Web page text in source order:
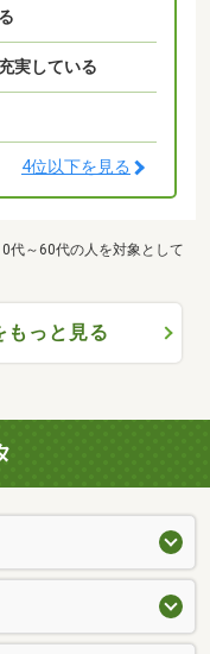
実している
4位以下を見る
代～60代の人を対象として
もっと見る